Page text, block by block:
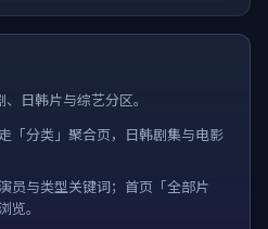
日韩片与综艺分区。
「分类」聚合页，日韩剧集与电影
员与类型关键词；首页「全部片
览。